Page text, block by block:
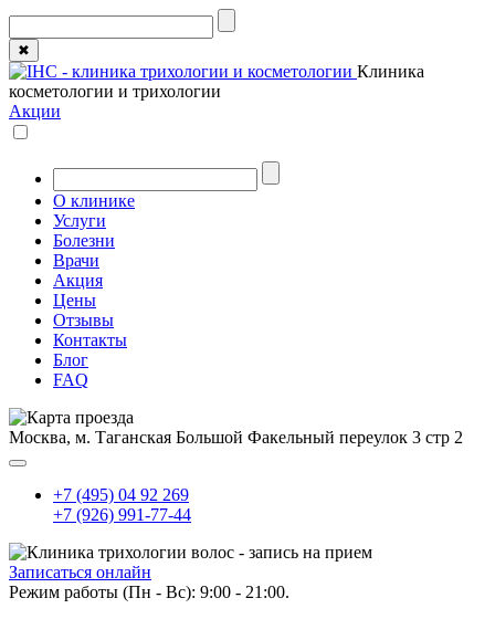
✖
Клиника
косметологии и трихологии
Акции
О клинике
Услуги
Болезни
Врачи
Акция
Цены
Отзывы
Контакты
Блог
FAQ
Москва, м. Таганская Большой Факельный переулок 3 стр 2
+7 (495) 04 92 269
+7 (926) 991-77-44
Записаться онлайн
Режим работы (Пн - Вс): 9:00 - 21:00.